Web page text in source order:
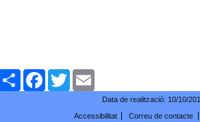
ComparteixFacebookTwitter
Data de realització: 10/10/
Accessibilitat
Correu de contacte